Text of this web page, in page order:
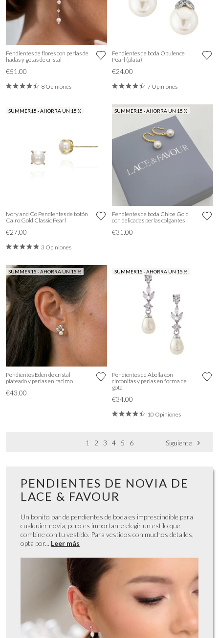
Pendientes de flores con perlas de
hadas y gotas de cristal
€51.00
8 Opiniones
Pendientes de boda Opulence
Pearl (plata)
€24.00
7 Opiniones
SUMMER15 - AHORRA UN 15 %
Ivory and Co Pendientes de botón
Cairo Gold Classic Pearl
€27.00
3 Opiniones
SUMMER15 - AHORRA UN 15 %
Pendientes de boda Chloe Gold
con delicadas perlas colgantes
€31.00
SUMMER15 - AHORRA UN 15 %
Pendientes Eden de cristal
plateado y perlas en racimo
€43.00
SUMMER15 - AHORRA UN 15 %
Pendientes de Abella con
circonitas y perlas en forma de
gota
€34.00
10 Opiniones
1 2 3 4 5 6 Siguiente
PENDIENTES DE NOVIA DE
LACE & FAVOUR
Un bonito par de pendientes de boda es imprescindible para
cualquier novia, pero es importante elegir un estilo que
combine con tu vestido. Para vestidos con muchos detalles,
opta por... Leer más